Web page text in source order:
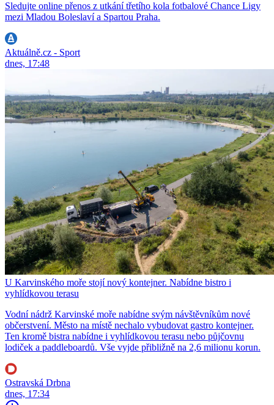
Sledujte online přenos z utkání třetího kola fotbalové Chance Ligy
mezi Mladou Boleslaví a Spartou Praha.
Aktuálně.cz - Sport
dnes, 17:48
U Karvinského moře stojí nový kontejner. Nabídne bistro i
vyhlídkovou terasu
Vodní nádrž Karvinské moře nabídne svým návštěvníkům nové
občerstvení. Město na místě nechalo vybudovat gastro kontejner.
Ten kromě bistra nabídne i vyhlídkovou terasu nebo půjčovnu
lodiček a paddleboardů. Vše vyjde přibližně na 2,6 milionu korun.
Ostravská Drbna
dnes, 17:34